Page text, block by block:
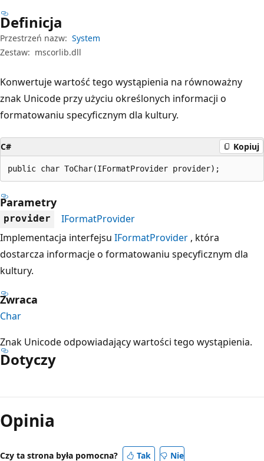
Definicja
Przestrzeń nazw: System
Zestaw: mscorlib.dll
Konwertuje wartość tego wystąpienia na równoważny
znak Unicode przy użyciu określonych informacji o
formatowaniu specyficznym dla kultury.
C# Kopiuj
public char ToChar(IFormatProvider provider);
Parametry
provider
IFormatProvider
Implementacja interfejsu IFormatProvider , która
dostarcza informacje o formatowaniu specyficznym dla
kultury.
Zwraca
Char
Znak Unicode odpowiadający wartości tego wystąpienia.
Dotyczy
odczytu
wyłączony
Opinia
Czy ta strona była pomocna? Tak Nie